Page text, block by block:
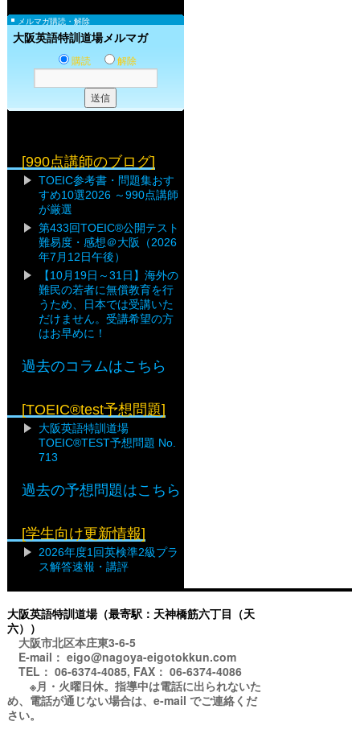
メルマガ購読・解除
大阪英語特訓道場メルマガ
購読 解除
[990点講師のブログ]
TOEIC参考書・問題集おす
すめ10選2026 ～990点講師
が厳選
第433回TOEIC®公開テスト
難易度・感想＠大阪（2026
年7月12日午後）
【10月19日～31日】海外の
難民の若者に無償教育を行
うため、日本では受講いた
だけません。受講希望の方
はお早めに！
過去のコラムはこちら
[TOEIC®test予想問題]
大阪英語特訓道場
TOEIC®TEST予想問題 No.
713
過去の予想問題はこちら
[学生向け更新情報]
2026年度1回英検準2級プラ
ス解答速報・講評
大阪英語特訓道場（最寄駅：天神橋筋六丁目（天
六））
大阪市北区本庄東3-6-5
E-mail： eigo@nagoya-eigotokkun.com
TEL： 06-6374-4085, FAX： 06-6374-4086
※月・火曜日休。指導中は電話に出られないた
め、電話が通じない場合は、e-mail でご連絡くだ
さい。